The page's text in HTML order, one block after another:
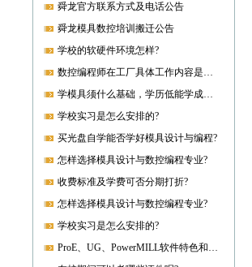
舜龙官方联系方式及电话公告
舜龙模具数控培训搬迁公告
学校的软硬件环境怎样?
数控编程师在工厂具体工作内容是什么?
学模具须什么基础，学历低能学成就业吗?
学校实习是怎么安排的?
买光盘自学能否学好模具设计与编程?
怎样选择模具设计与数控编程专业?
收费标准及学费可否分期打折?
怎样选择模具设计与数控编程专业?
学校实习是怎么安排的?
ProE、UG、PowerMILL软件特色和优势?